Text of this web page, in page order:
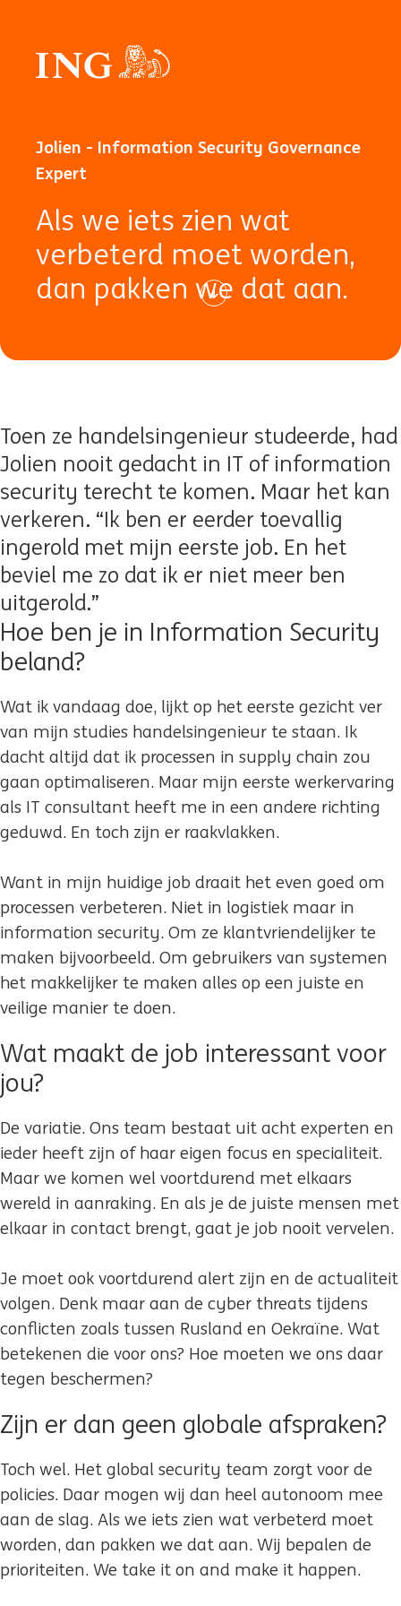
Jolien - Information Security Governance
Expert
Als we iets zien wat
verbeterd moet worden,
dan pakken we dat aan.
Toen ze handelsingenieur studeerde, had
Jolien nooit gedacht in IT of information
security terecht te komen. Maar het kan
verkeren. “Ik ben er eerder toevallig
ingerold met mijn eerste job. En het
beviel me zo dat ik er niet meer ben
uitgerold.”
Hoe ben je in Information Security
beland?
Wat ik vandaag doe, lijkt op het eerste gezicht ver
van mijn studies handelsingenieur te staan. Ik
dacht altijd dat ik processen in supply chain zou
gaan optimaliseren. Maar mijn eerste werkervaring
als IT consultant heeft me in een andere richting
geduwd. En toch zijn er raakvlakken.
Want in mijn huidige job draait het even goed om
processen verbeteren. Niet in logistiek maar in
information security. Om ze klantvriendelijker te
maken bijvoorbeeld. Om gebruikers van systemen
het makkelijker te maken alles op een juiste en
veilige manier te doen.
Wat maakt de job interessant voor
jou?
De variatie. Ons team bestaat uit acht experten en
ieder heeft zijn of haar eigen focus en specialiteit.
Maar we komen wel voortdurend met elkaars
wereld in aanraking. En als je de juiste mensen met
elkaar in contact brengt, gaat je job nooit vervelen.
Je moet ook voortdurend alert zijn en de actualiteit
volgen. Denk maar aan de cyber threats tijdens
conflicten zoals tussen Rusland en Oekraïne. Wat
betekenen die voor ons? Hoe moeten we ons daar
tegen beschermen?
Zijn er dan geen globale afspraken?
Toch wel. Het global security team zorgt voor de
policies. Daar mogen wij dan heel autonoom mee
aan de slag. Als we iets zien wat verbeterd moet
worden, dan pakken we dat aan. Wij bepalen de
prioriteiten. We take it on and make it happen.